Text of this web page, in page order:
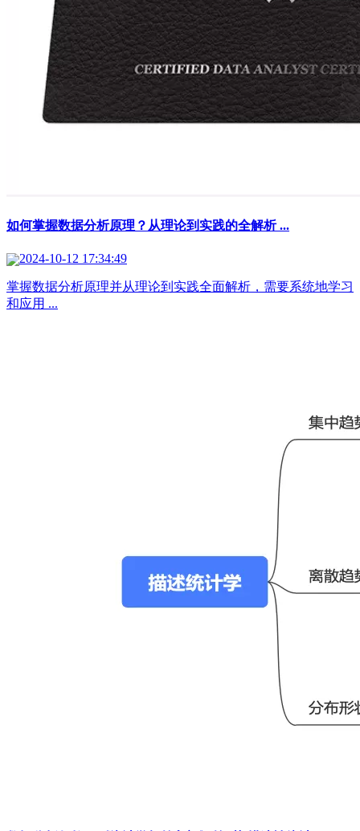
如何掌握数据分析原理？从理论到实践的全解析 ...
2024-10-12 17:34:49
掌握数据分析原理并从理论到实践全面解析，需要系统地学习
和应用 ...